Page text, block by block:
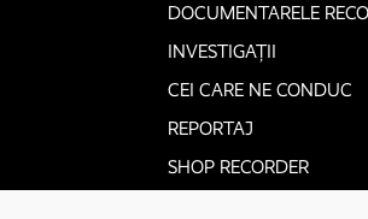
DOCUMENTARELE
INVESTIGAȚII
CEI CARE NE CONDUC
REPORTAJ
SHOP RECORDER